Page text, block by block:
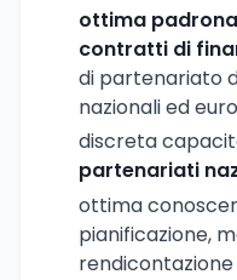
ottima
contratti di
di partenariato
nazionali ed
discreta
partenariati
ottima
pianificazione,